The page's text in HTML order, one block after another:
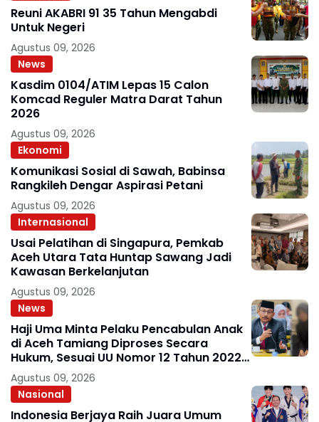
Reuni AKABRI 91 35 Tahun Mengabdi
Untuk Negeri
Agustus 09, 2026
News
Kasdim 0104/ATIM Lepas 15 Calon
Komcad Reguler Matra Darat Tahun
2026
Agustus 09, 2026
Ekonomi
Komunikasi Sosial di Sawah, Babinsa
Rangkileh Dengar Aspirasi Petani
Agustus 09, 2026
Internasional
Usai Pelatihan di Singapura, Pemkab
Aceh Utara Tata Huntap Sawang Jadi
Kawasan Berkelanjutan
Agustus 09, 2026
News
Haji Uma Minta Pelaku Pencabulan Anak
di Aceh Tamiang Diproses Secara
Hukum, Sesuai UU Nomor 12 Tahun 2022
Tentang TPKS
Agustus 09, 2026
Nasional
Indonesia Berjaya Raih Juara Umum